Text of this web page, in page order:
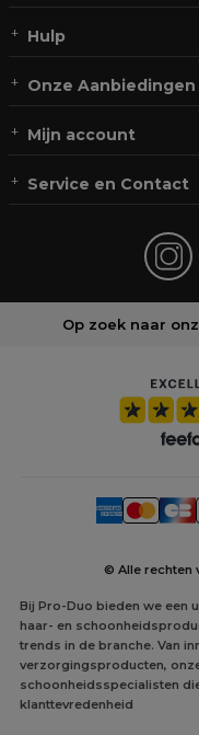
Hulp
Onze Aanbiedingen
Mijn account
Service en Contact
Op zoek naar
© Alle rechten
Bij Pro-Duo bieden we een
haar- en
trends in de branche. Van
verzorgingsproducten,
schoonheidsspecialisten
klanttevredenheid